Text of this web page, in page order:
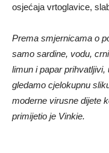
osjećaja vrtoglavice,
Prema smjernicama o
samo sardine, vodu,
limun i papar prihvatljivi,
gledamo cjelokupnu
moderne virusne dijete
primijetio je Vinkie.